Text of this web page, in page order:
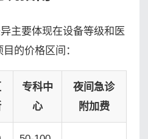
主要体现在设备等级和医
的价格区间：
专科中
心
夜间急诊
附加费